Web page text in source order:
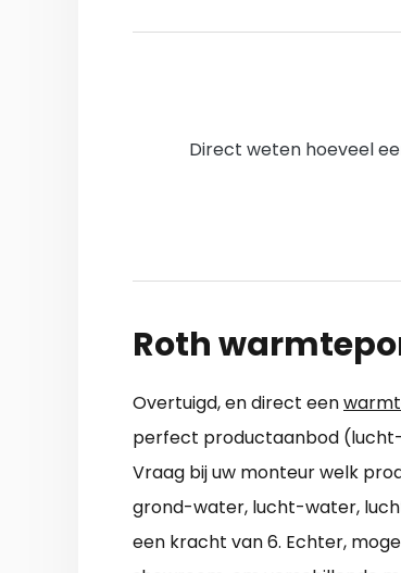
Direct weten hoeveel
Roth
Overtuigd, en direct een
perfect productaanbod
Vraag bij uw monteur welk
grond-water, lucht-water,
een kracht van 6. Echter,